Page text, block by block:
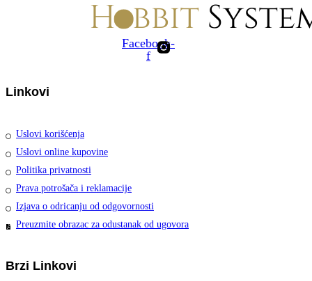
Facebook-
f
Linkovi
Uslovi korišćenja
Uslovi online kupovine
Politika privatnosti
Prava potrošača i reklamacije
Izjava o odricanju od odgovornosti
Preuzmite obrazac za odustanak od ugovora
Brzi Linkovi